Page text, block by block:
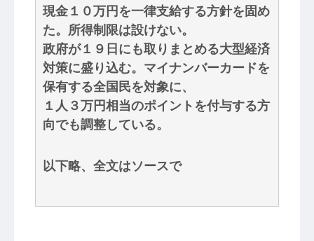
現金１０万円を一律支給する方針を固め
た。所得制限は設けない。
政府が１９日にも取りまとめる大型経済
対策に盛り込む。マイナンバーカードを
保有する全国民を対象に、
１人３万円相当のポイントを付与する方
向でも調整している。
以下略、全文はソースで